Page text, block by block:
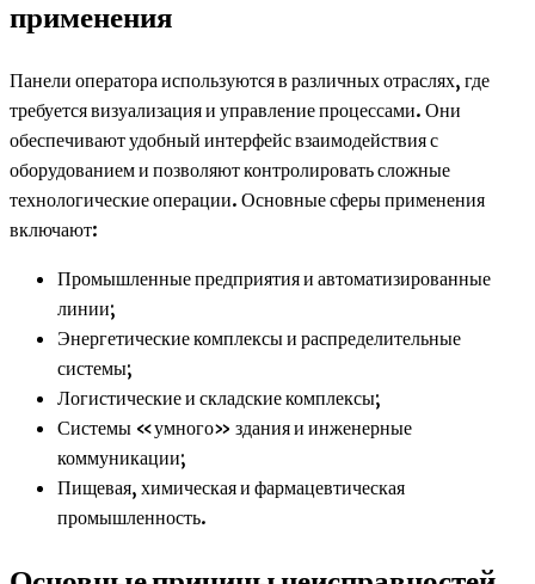
применения
Панели оператора используются в различных отраслях, где
требуется визуализация и управление процессами. Они
обеспечивают удобный интерфейс взаимодействия с
оборудованием и позволяют контролировать сложные
технологические операции. Основные сферы применения
включают:
Промышленные предприятия и автоматизированные
линии;
Энергетические комплексы и распределительные
системы;
Логистические и складские комплексы;
Системы «умного» здания и инженерные
коммуникации;
Пищевая, химическая и фармацевтическая
промышленность.